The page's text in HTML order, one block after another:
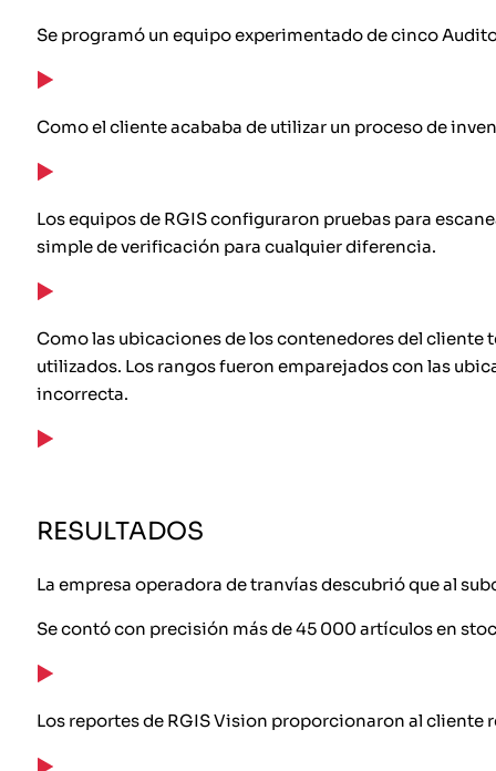
Se programó un equipo experimentado de cinco
Como el cliente acababa de utilizar un proceso de
Los equipos de RGIS configuraron pruebas para
simple de verificación para cualquier diferencia.
Como las ubicaciones de los contenedores del cliente
utilizados. Los rangos fueron emparejados con las
incorrecta.
RESULTADOS
La empresa operadora de tranvías descubrió que al
Se contó con precisión más de 45 000 artículos en
Los reportes de RGIS Vision proporcionaron al cliente